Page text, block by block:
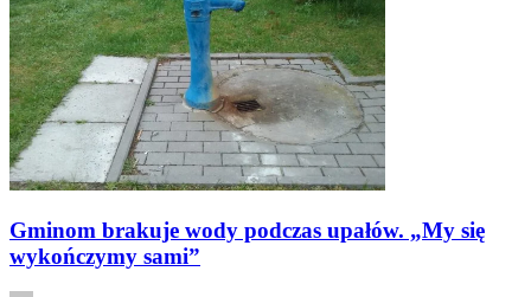
Gminom brakuje wody podczas upałów. „My się
wykończymy sami”